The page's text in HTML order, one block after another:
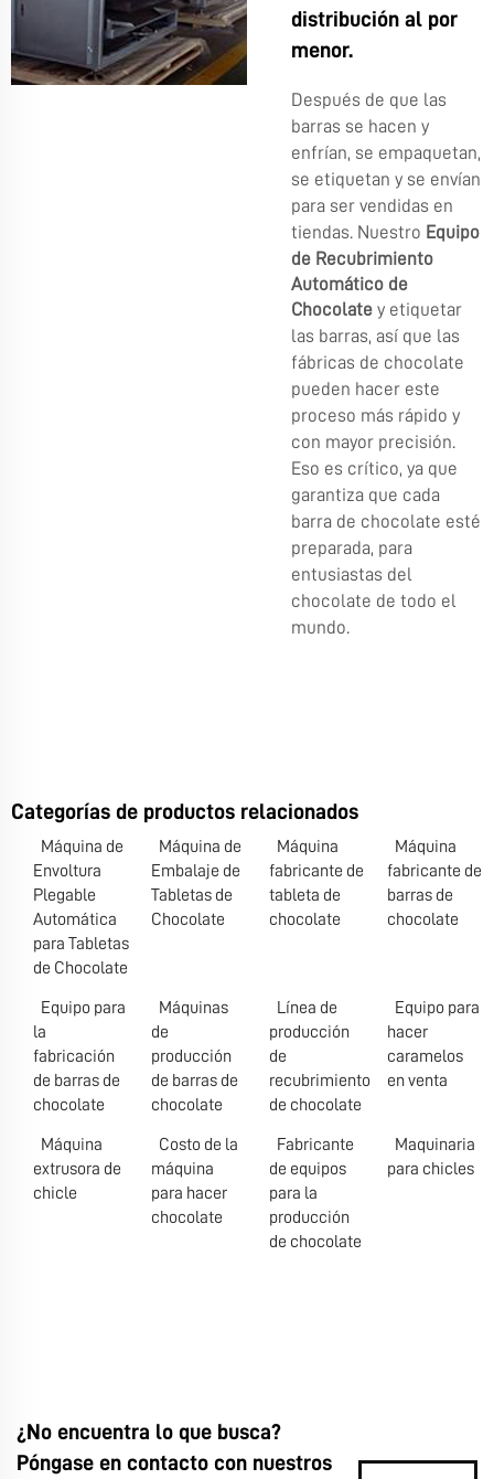
distribución al por
menor.
Después de que las
barras se hacen y
enfrían, se empaquetan,
se etiquetan y se envían
para ser vendidas en
tiendas. Nuestro Equipo
de Recubrimiento
Automático de
Chocolate y etiquetar
las barras, así que las
fábricas de chocolate
pueden hacer este
proceso más rápido y
con mayor precisión.
Eso es crítico, ya que
garantiza que cada
barra de chocolate esté
preparada, para
entusiastas del
chocolate de todo el
mundo.
Categorías de productos relacionados
Máquina de
Envoltura
Plegable
Automática
para Tabletas
de Chocolate
Máquina de
Embalaje de
Tabletas de
Chocolate
Máquina
fabricante de
tableta de
chocolate
Máquina
fabricante de
barras de
chocolate
Equipo para
la
fabricación
de barras de
chocolate
Máquinas
de
producción
de barras de
chocolate
Línea de
producción
de
recubrimiento
de chocolate
Equipo para
hacer
caramelos
en venta
Máquina
extrusora de
chicle
Costo de la
máquina
para hacer
chocolate
Fabricante
de equipos
para la
producción
de chocolate
Maquinaria
para chicles
¿No encuentra lo que busca?
Póngase en contacto con nuestros